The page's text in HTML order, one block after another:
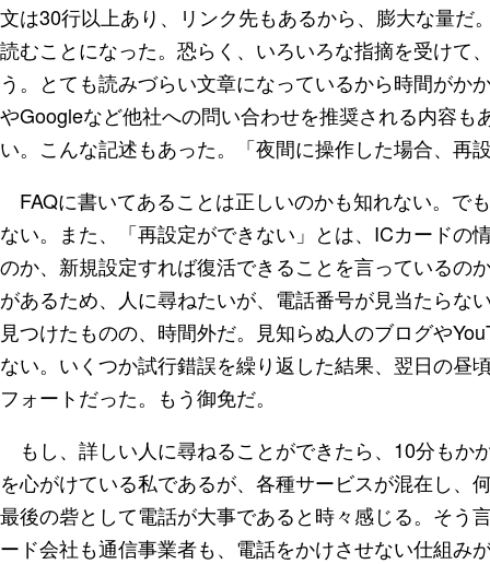
文は30行以上あり、リンク先もあるから、膨大な量だ
読むことになった。恐らく、いろいろな指摘を受けて
う。とても読みづらい文章になっているから時間がか
やGoogleなど他社への問い合わせを推奨される内容
い。こんな記述もあった。「夜間に操作した場合、
FAQに書いてあることは正しいのかも知れない。で
ない。また、「再設定ができない」とは、ICカードの
のか、新規設定すれば復活できることを言っているの
があるため、人に尋ねたいが、電話番号が見当たらな
見つけたものの、時間外だ。見知らぬ人のブログや
ない。いくつか試行錯誤を繰り返した結果、翌日の昼
フォートだった。もう御免だ。
もし、詳しい人に尋ねることができたら、10分もか
を心がけている私であるが、各種サービスが混在し、
最後の砦として電話が大事であると時々感じる。そう
ード会社も通信事業者も、電話をかけさせない仕組み